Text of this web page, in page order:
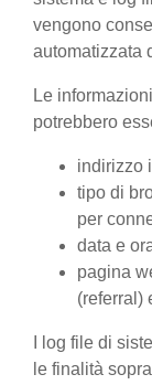
vengono
automatizzata
Le
potrebbero
indirizzo
tipo di
per
data e
pagina
(referral)
I log file di
le finalità